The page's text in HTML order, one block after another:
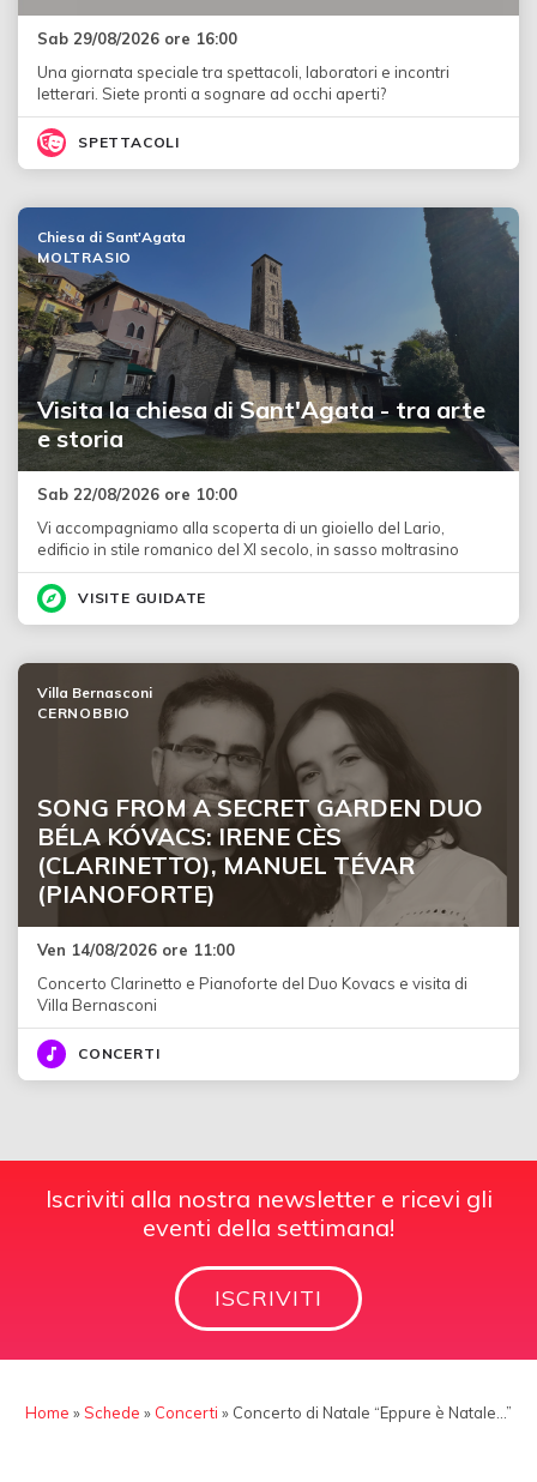
Sab 29/08/2026 ore 16:00
Una giornata speciale tra spettacoli, laboratori e incontri
letterari. Siete pronti a sognare ad occhi aperti?
SPETTACOLI
Visita la chiesa di Sant'Agata - tra arte
e storia
Chiesa di Sant'Agata
MOLTRASIO
Sab 22/08/2026 ore 10:00
Vi accompagniamo alla scoperta di un gioiello del Lario,
edificio in stile romanico del XI secolo, in sasso moltrasino
VISITE GUIDATE
SONG FROM A SECRET GARDEN DUO
BÉLA KÓVACS: IRENE CÈS
(CLARINETTO), MANUEL TÉVAR
(PIANOFORTE)
Villa Bernasconi
CERNOBBIO
Ven 14/08/2026 ore 11:00
Concerto Clarinetto e Pianoforte del Duo Kovacs e visita di
Villa Bernasconi
CONCERTI
Iscriviti alla nostra newsletter e ricevi gli
eventi della settimana!
ISCRIVITI
Home »Schede » Concerti » Concerto di Natale “Eppure è Natale…”